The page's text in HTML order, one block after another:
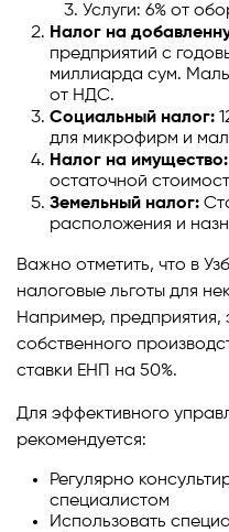
Услуги: 6% от
Налог на
предприятий с
миллиарда сум.
от НДС.
Социальный налог:
для микрофирм и
Налог на имущество:
остаточной
Земельный налог:
расположения и
Важно отметить, что в
налоговые льготы для
Например,
собственного
ставки ЕНП на 50%.
Для эффективного
рекомендуется:
Регулярно
специалистом
Использовать